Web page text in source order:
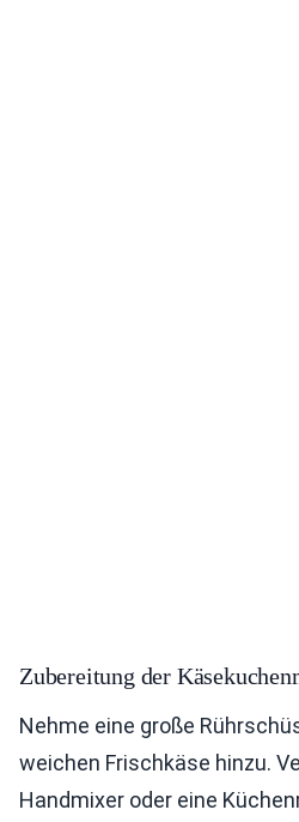
Zubereitung der
Nehme eine große
weichen Frischkäse hinzu.
Handmixer oder eine